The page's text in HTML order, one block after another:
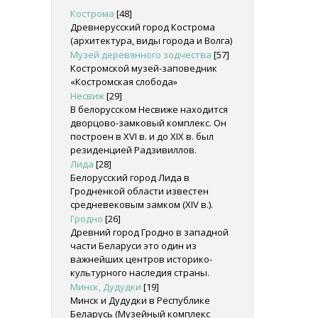
Кострома [48]
Древнерусский город Кострома
(архитектура, виды города и Волга)
Музей деревянного зодчества [57]
Костромской музей-заповедник
«Костромская слобода»
Несвиж[29]
В белорусском Несвиже находится
дворцово-замковый комплекс. Он
построен в XVI в. и до XIX в. был
резиденцией Радзивиллов.
Лида [28]
Белорусский город Лида в
Гродненкой области известен
средневековым замком (XIV в.).
Гродно [26]
Древний город Гродно в западной
части Беларуси это один из
важнейших центров историко-
культурного наследия страны.
Минск, Дудудки [19]
Минск и Дудудки в Республике
Беларусь (Музейный комплекс